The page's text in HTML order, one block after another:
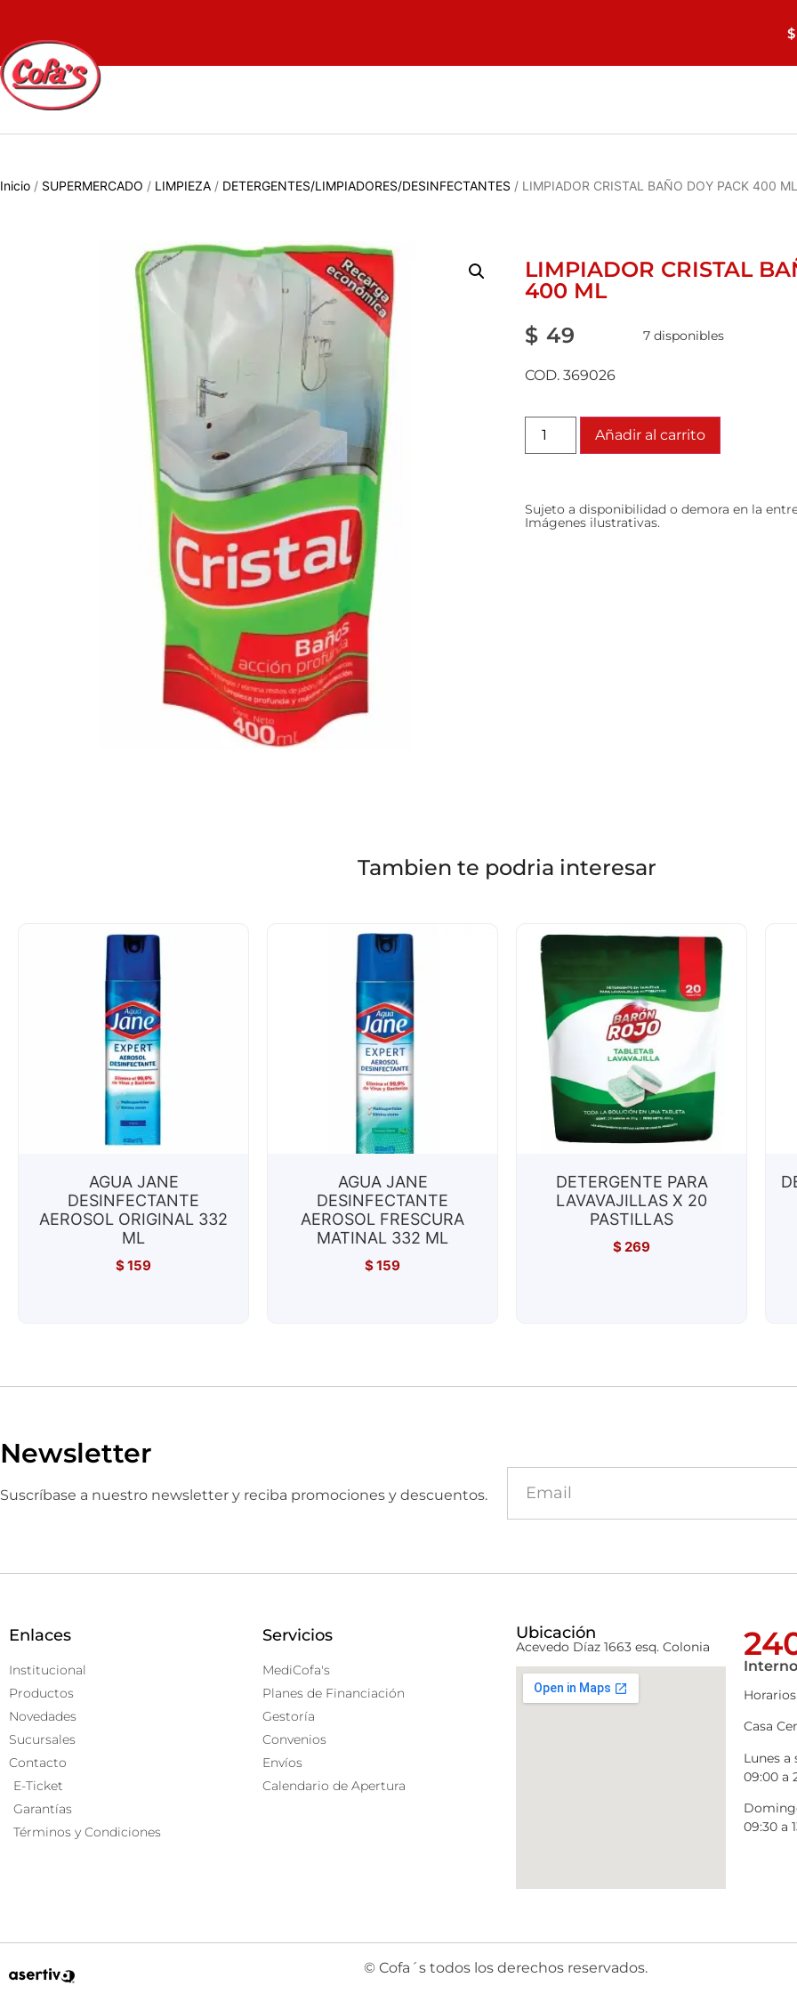
$
Inicio / SUPERMERCADO / LIMPIEZA / DETERGENTES/LIMPIADORES/DESINFECTANTES / LIMPIADOR CRISTAL BAÑO DOY PACK 400 ML
LIMPIADOR CRISTAL
400 ML
$ 49 7 disponibles
COD. 369026
Añadir al carrito
Sujeto a disponibilidad o demora en la
Imágenes ilustrativas.
Tambien te podria interesar
AGUA JANE
DESINFECTANTE
AEROSOL ORIGINAL 332
ML
$159
AGUA JANE
DESINFECTANTE
AEROSOL FRESCURA
MATINAL 332 ML
$159
DETERGENTE PARA
LAVAVAJILLAS X 20
PASTILLAS
$269
Newsletter
Suscríbase a nuestro newsletter y reciba promociones y descuentos.
Enlaces
Institucional
Productos
Novedades
Sucursales
Contacto
E-Ticket
Garantías
Términos y Condiciones
Servicios
MediCofa's
Planes de Financiación
Gestoría
Convenios
Envíos
Calendario de Apertura
Ubicación
Acevedo Díaz 1663 esq. Colonia
Horarios
Casa
Lunes a
09:00 a
09:30 a
© Cofa´s todos los derechos reservados.